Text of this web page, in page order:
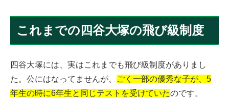
これまでの四谷大塚の飛び級制度
四谷大塚には、実はこれまでも飛び級制度がありまし
た。公にはなってませんが、
ごく一部の優秀な子が、5
年生の時に6年生と同じテストを受けていたのです。